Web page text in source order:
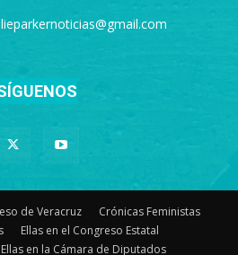
de Veracruz
Crónicas Feministas
Ellas en el Congreso Estatal
Ellas en la Cámara de Diputados